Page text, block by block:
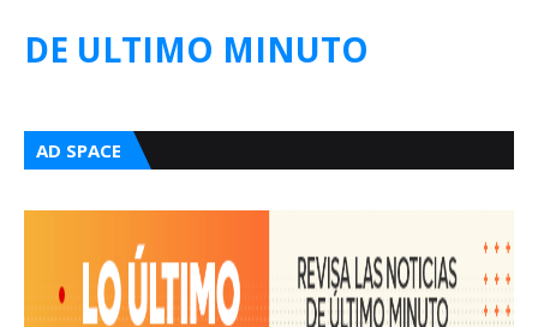
DE ULTIMO MINUTO
AD SPACE